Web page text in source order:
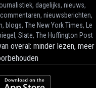
dagelijks, nieuws,
nieuwsberichten,
blogs, The New York Times, Le
Slate, The Huffington Post
overal: minder lezen, meer